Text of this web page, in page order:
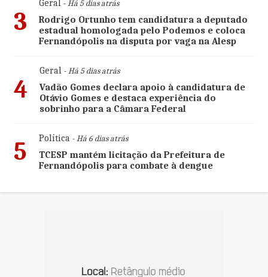
3
Geral- Há 5 dias atrás
Rodrigo Ortunho tem candidatura a deputado
estadual homologada pelo Podemos e coloca
Fernandópolis na disputa por vaga na Alesp
4
Geral- Há 5 dias atrás
Vadão Gomes declara apoio à candidatura de
Otávio Gomes e destaca experiência do
sobrinho para a Câmara Federal
5 Política- Há 6 dias atrás
TCESP mantém licitação da Prefeitura de
Fernandópolis para combate à dengue